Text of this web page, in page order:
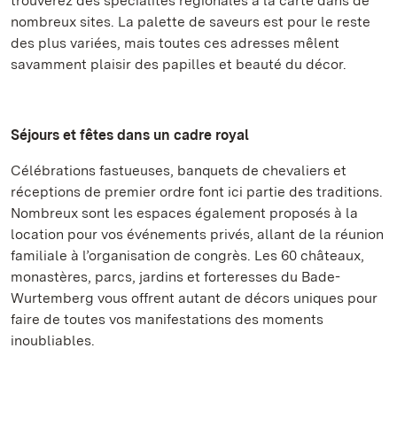
nombreux sites. La palette de saveurs est pour le reste
des plus variées, mais toutes ces adresses mêlent
savamment plaisir des papilles et beauté du décor.
Séjours et fêtes dans un cadre royal
Célébrations fastueuses, banquets de chevaliers et
réceptions de premier ordre font ici partie des traditions.
Nombreux sont les espaces également proposés à la
location pour vos événements privés, allant de la réunion
familiale à l’organisation de congrès. Les 60 châteaux,
monastères, parcs, jardins et forteresses du Bade-
Wurtemberg vous offrent autant de décors uniques pour
faire de toutes vos manifestations des moments
inoubliables.